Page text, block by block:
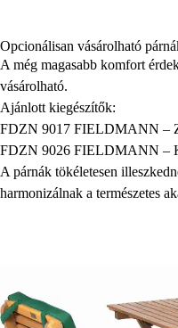
Opcionálisan vásárolható
A még magasabb komfort
vásárolható.
Ajánlott kiegészítők:
FDZN 9017 FIELDMANN –
FDZN 9026 FIELDMANN –
A párnák tökéletesen
harmonizálnak a természetes